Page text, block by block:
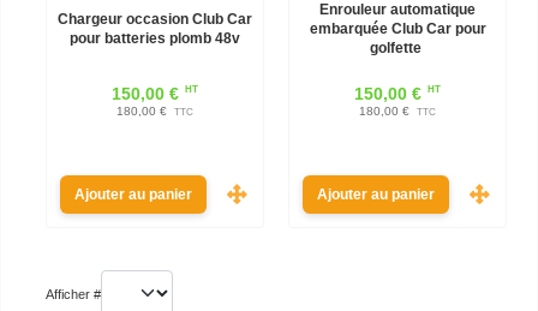
Chargeur occasion Club Car
pour batteries plomb 48v
150,00 € HT
180,00 € TTC
Ajouter au panier
Enrouleur automatique
embarquée Club Car pour
golfette
150,00 € HT
180,00 € TTC
Ajouter au panier
Afficher #